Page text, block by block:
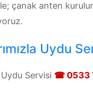
çanak anten
Uydu
Servisi ☎ 0533